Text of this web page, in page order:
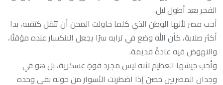
الفجر بعد أطول ليل.
أحب مصر لأنها الوطن الذي كلما حاولت المحن أن تثقل كتفيه، بدا
أكثر صلابة، كأن الله وضع في ترابه سرًا يجعل الانكسار عنده مؤقتًا،
والنهوض فيه عادةً قديمة.
وأحب جيشها العظيم لأنه ليس مجرد قوةٍ عسكرية، بل هو في
وجدان المصريين حصنٌ إذا اضطربت الأسوار من حوله بقي وحده